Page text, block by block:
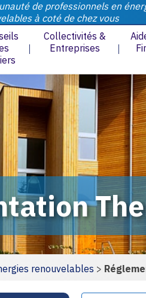
de professionnels en
à coté de chez vous
Collectivités &
Entreprises
renouvelables >